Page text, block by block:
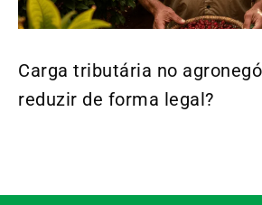
Carga tributária no
reduzir de forma legal?